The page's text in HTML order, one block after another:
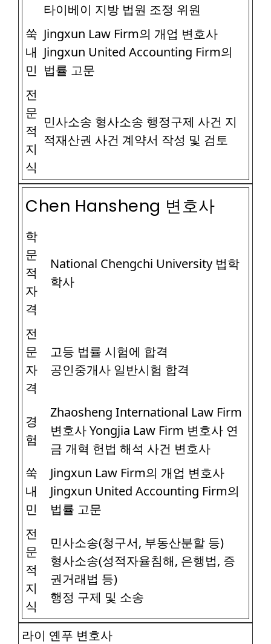
타이베이 지방 법원 조정 위원
쑥
내
민
Jingxun Law Firm의 개업 변호사
Jingxun United Accounting Firm의
법률 고문
전
문
적
지
식
민사소송 형사소송 행정구제 사건 지
적재산권 사건 계약서 작성 및 검토
Chen Hansheng 변호사
학
문
적
자
격
National Chengchi University 법학
학사
전
문
자
격
고등 법률 시험에 합격
공인중개사 일반시험 합격
경
험
Zhaosheng International Law Firm
변호사 Yongjia Law Firm 변호사 연
금 개혁 헌법 해석 사건 변호사
쑥
내
민
Jingxun Law Firm의 개업 변호사
Jingxun United Accounting Firm의
법률 고문
전
문
적
지
식
민사소송(청구서, 부동산분할 등)
형사소송(성적자율침해, 은행법, 증
권거래법 등)
행정 구제 및 소송
라이 옌푸 변호사